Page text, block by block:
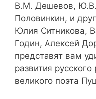
В.М. Дешевов, Ю.В.
Половинкин, и
Юлия Ситникова,
Годин, Алексей
представят вам
развития
великого поэта